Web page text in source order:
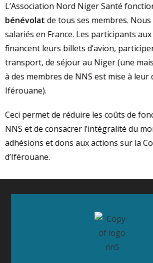
L’Association Nord Niger Santé
bénévolat de tous ses membres. Nous
salariés en France. Les participants
financent leurs billets d’avion,
transport, de séjour au Niger (une
à des membres de NNS est mise à leur
Iférouane).
Ceci permet de réduire les coûts de
NNS et de consacrer l’intégralité du
adhésions et dons aux actions sur la
d’Iférouane.